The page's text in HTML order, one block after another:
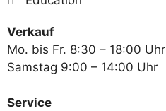
Verkauf
Mo. bis Fr. 8:30 – 18:00 Uhr
Samstag 9:00 – 14:00 Uhr
Service